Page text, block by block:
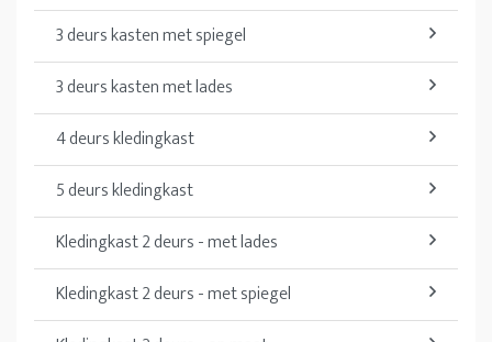
3 deurs kasten met spiegel
3 deurs kasten met lades
4 deurs kledingkast
5 deurs kledingkast
Kledingkast 2 deurs - met lades
Kledingkast 2 deurs - met spiegel